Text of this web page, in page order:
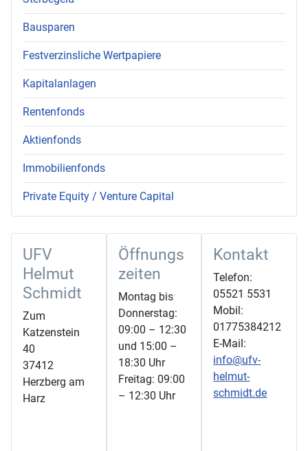
Bausparen
Festverzinsliche Wertpapiere
Kapitalanlagen
Rentenfonds
Aktienfonds
Immobilienfonds
Private Equity / Venture Capital
UFV
Helmut
Schmidt
Zum
Katzenstein
40
37412
Herzberg am
Harz
Öffnungs
zeiten
Montag bis
Donnerstag:
09:00 – 12:30
und 15:00 –
18:30 Uhr
Freitag: 09:00
– 12:30 Uhr
Kontakt
Telefon:
05521 5531
Mobil:
01775384212
E-Mail:
info@ufv-
helmut-
schmidt.de